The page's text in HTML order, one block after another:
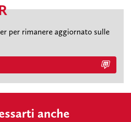
per rimanere aggiornato sulle
anche